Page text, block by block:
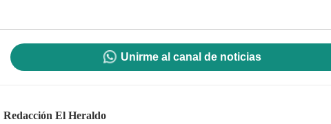
Unirme al canal de noticias
Redacción El Heraldo